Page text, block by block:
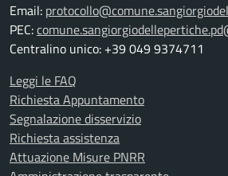
Email:
PEC:
Centralino unico: +39 049 9374711
Leggi le FAQ
Richiesta Appuntamento
Segnalazione disservizio
Richiesta assistenza
Attuazione Misure PNRR